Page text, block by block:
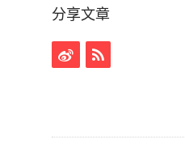
分享文章